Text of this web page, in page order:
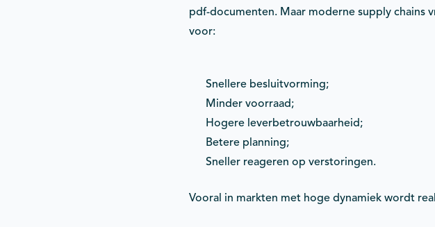
pdf-documenten. Maar moderne supply chains
voor:
Snellere besluitvorming;
Minder voorraad;
Hogere leverbetrouwbaarheid;
Betere planning;
Sneller reageren op verstoringen.
Vooral in markten met hoge dynamiek wordt